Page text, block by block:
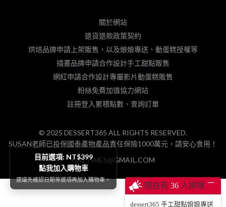
現在有 39 人排隊 ─
dessert365 手工甜點娘娘專送
關於網站
退貨退款政策契約
烘焙品牌申請上架販售，以及娘娘專送、動蛋糕授權等
插畫品牌申請合作設計手工甜點販售
網紅申請合作設計專屬影片動蛋糕販售
粉絲免費加值協力網站
註冊登入累積點數、查詢訂單
© 2025 DESSERT365 ALL RIGHTS RESERVED.
SUSAN老師已投保國泰產物產品責任保險1000萬元，請安心食用！
GRETIMES@GMAIL.COM
目前選項: NT$399
點我加入購物車
建議先確認日期等選項再加入購物車。